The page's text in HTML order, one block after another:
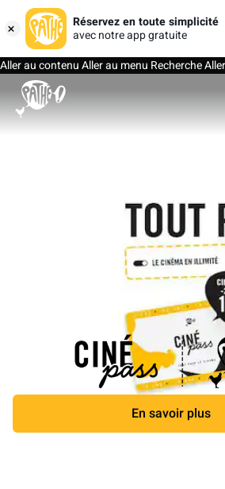
Réservez en toute simplicité
avec notre app gratuite
Aller au contenuAller au menu Recherche
En savoir plus